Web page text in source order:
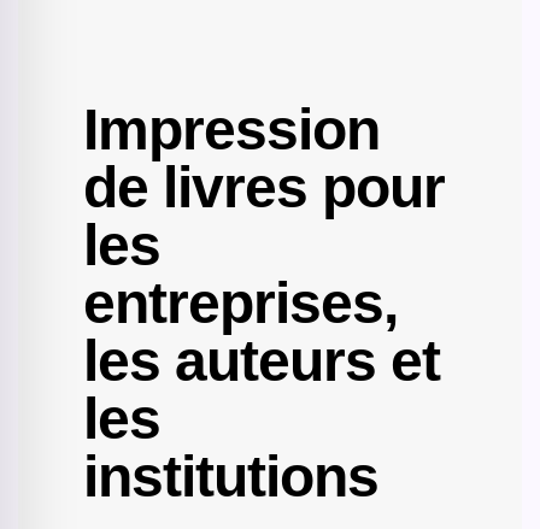
Impression
de livres pour
les
entreprises,
les auteurs et
les
institutions